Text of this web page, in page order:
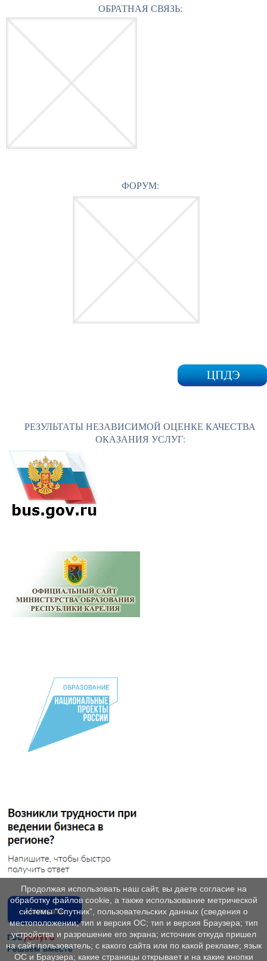
ОБРАТНАЯ СВЯЗЬ:
ФОРУМ:
РЕЗУЛЬТАТЫ НЕЗАВИСИМОЙ ОЦЕНКЕ КАЧЕСТВА
ОКАЗАНИЯ УСЛУГ:
Продолжая использовать наш сайт, вы даете согласие на
обработку файлов cookie, а также использование метрической
системы "Спутник", пользовательских данных (сведения о
местоположении; тип и версия ОС; тип и версия Браузера; тип
устройства и разрешение его экрана; источник откуда пришел
на сайт пользователь; с какого сайта или по какой рекламе; язык
ОС и Браузера; какие страницы открывает и на какие кнопки